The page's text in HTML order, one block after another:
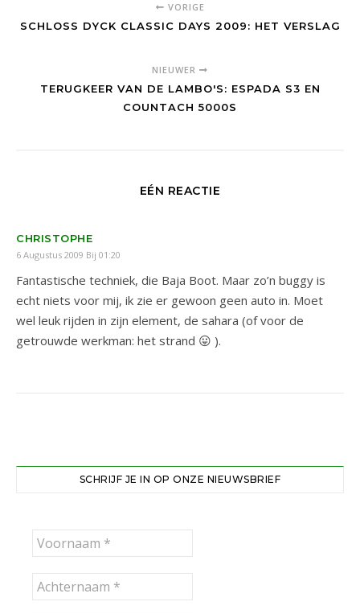
VORIGE
SCHLOSS DYCK CLASSIC DAYS 2009: HET VERSLAG
NIEUWER
TERUGKEER VAN DE LAMBO'S: ESPADA S3 EN
COUNTACH 5000S
EÉN REACTIE
CHRISTOPHE
6 Augustus 2009 Bij 01:20
Fantastische techniek, die Baja Boot. Maar zo’n buggy is
echt niets voor mij, ik zie er gewoon geen auto in. Moet
wel leuk rijden in zijn element, de sahara (of voor de
getrouwde werkman: het strand 😛 ).
SCHRIJF JE IN OP ONZE NIEUWSBRIEF